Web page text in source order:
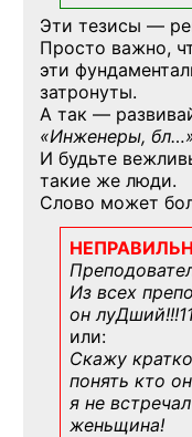
Эти тезисы —
Просто важно,
эти
затронуты.
А так —
«Инженеры,
И будьте
такие же люди.
Слово может
Из всех
он
или:
Скажу
понять кто
я не
женьщина!